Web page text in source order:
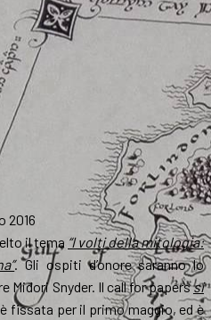
2016
il tema “I volti della mitologia:
. Gli ospiti d’onore saranno lo
Midori Snyder. Il call for paperssi
fissata per il primo maggio, ed è